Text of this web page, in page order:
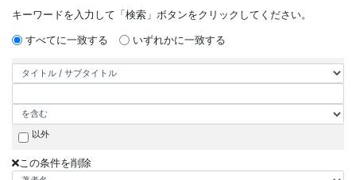
キーワードを入力して「検索」ボタンをクリックしてください。
すべてに一致する
いずれかに一致する
以外
この条件を削除